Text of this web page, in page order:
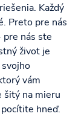
Každý
Preto pre nás
pre nás ste
život je
vám
šitý na mieru
hneď.